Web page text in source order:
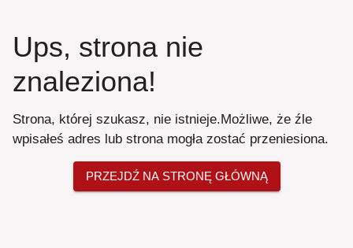
Ups, strona nie
znaleziona!
Strona, której szukasz, nie istnieje.Możliwe, że źle
wpisałeś adres lub strona mogła zostać przeniesiona.
PRZEJDŹ NA STRONĘ GŁÓWNĄ